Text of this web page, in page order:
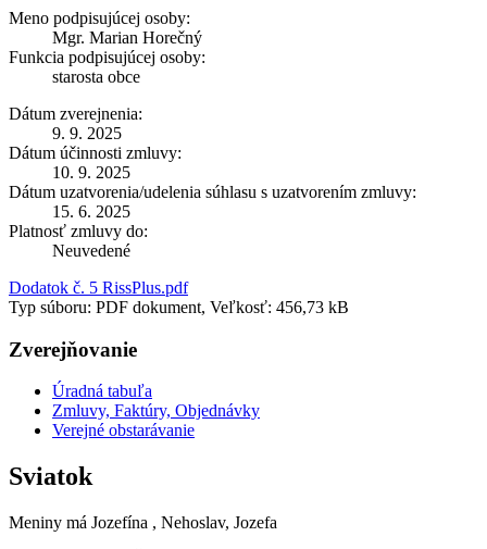
Meno podpisujúcej osoby:
Mgr. Marian Horečný
Funkcia podpisujúcej osoby:
starosta obce
Dátum zverejnenia:
9. 9. 2025
Dátum účinnosti zmluvy:
10. 9. 2025
Dátum uzatvorenia/udelenia súhlasu s uzatvorením zmluvy:
15. 6. 2025
Platnosť zmluvy do:
Neuvedené
Dodatok č. 5 RissPlus.pdf
Typ súboru: PDF dokument, Veľkosť: 456,73 kB
Zverejňovanie
Úradná tabuľa
Zmluvy, Faktúry, Objednávky
Verejné obstarávanie
Sviatok
Meniny má Jozefína , Nehoslav, Jozefa